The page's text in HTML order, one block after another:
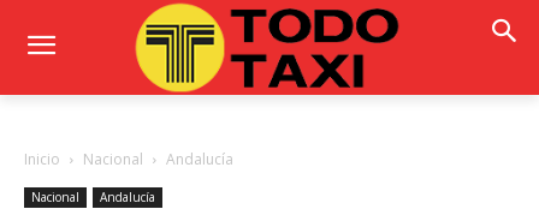
Inicio Nacional Andalucía
Nacional Andalucía